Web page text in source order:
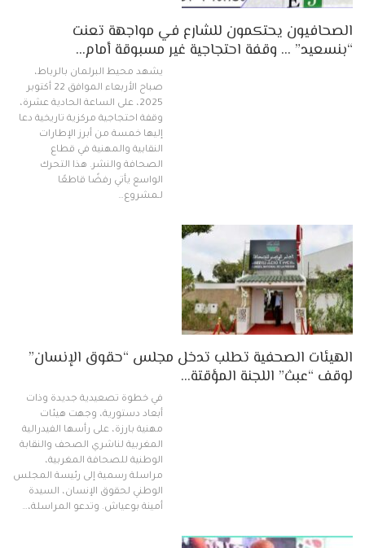
الصحافيون يحتكمون للشارع في مواجهة تعنت
“بنسعيد” … وقفة احتجاجية غير مسبوقة أمام…
يشهد محيط البرلمان بالرباط،
صباح الأربعاء الموافق 22 أكتوبر
2025، على الساعة الحادية عشرة،
وقفة احتجاجية مركزية تاريخية دعا
إليها خمسة من أبرز الإطارات
النقابية والمهنية في قطاع
الصحافة والنشر. هذا التحرك
الواسع يأتي رفضًا قاطعًا
لـمشروع…
الهيئات الصحفية تطلب تدخل مجلس “حقوق الإنسان”
لوقف “عبث” اللجنة المؤقتة…
في خطوة تصعيدية جديدة وذات
أبعاد دستورية، وجهت هيئات
مهنية بارزة، على رأسها الفيدرالية
المغربية لناشري الصحف والنقابة
الوطنية للصحافة المغربية،
مراسلة رسمية إلى رئيسة المجلس
الوطني لحقوق الإنسان، السيدة
أمينة بوعياش. وتدعو المراسلة،…